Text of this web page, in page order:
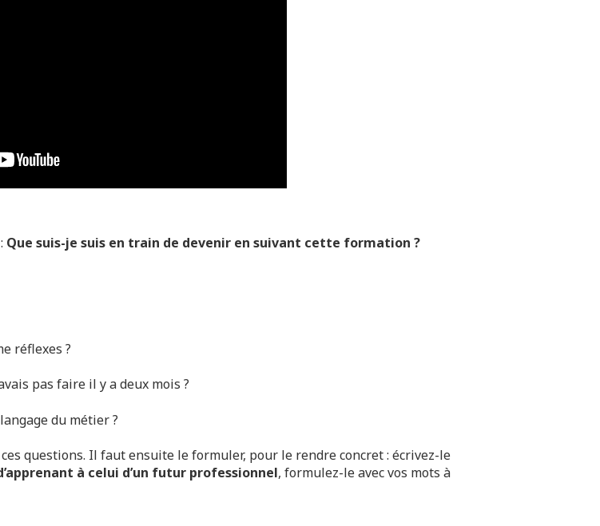
Que suis-je suis en train de devenir en suivant cette formation ?
réflexes ?
pas faire il y a deux mois ?
du métier ?
questions. Il faut ensuite le formuler, pour le rendre concret : écrivez-le
à celui d’un futur professionnel, formulez-le avec vos mots à